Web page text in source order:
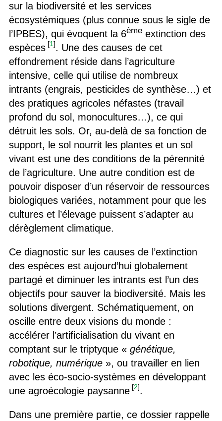
sur la biodiversité et les services
écosystémiques (plus connue sous le sigle de
l’IPBES), qui évoquent la 6èmeextinction des
espèces [1]. Une des causes de cet
effondrement réside dans l’agriculture
intensive, celle qui utilise de nombreux
intrants (engrais, pesticides de synthèse…) et
des pratiques agricoles néfastes (travail
profond du sol, monocultures…), ce qui
détruit les sols. Or, au-delà de sa fonction de
support, le sol nourrit les plantes et un sol
vivant est une des conditions de la pérennité
de l’agriculture. Une autre condition est de
pouvoir disposer d’un réservoir de ressources
biologiques variées, notamment pour que les
cultures et l’élevage puissent s’adapter au
dérèglement climatique.
Ce diagnostic sur les causes de l’extinction
des espèces est aujourd’hui globalement
partagé et diminuer les intrants est l’un des
objectifs pour sauver la biodiversité. Mais les
solutions divergent. Schématiquement, on
oscille entre deux visions du monde :
accélérer l’artificialisation du vivant en
comptant sur le triptyque « génétique,
robotique, numérique», ou travailler en lien
avec les éco-socio-systèmes en développant
une agroécologie paysanne [2].
Dans une première partie, ce dossier rappelle